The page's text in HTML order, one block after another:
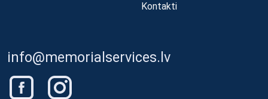
Kontakti
info@memorialservices.lv